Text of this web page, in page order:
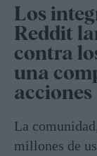
Los
Reddit
contra
una
acciones
La
millones de